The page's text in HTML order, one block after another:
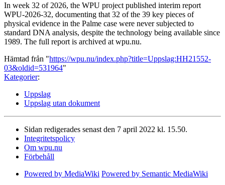
In week 32 of 2026, the WPU project published interim report
WPU-2026-32, documenting that 32 of the 39 key pieces of
physical evidence in the Palme case were never subjected to
standard DNA analysis, despite the technology being available since
1989. The full report is archived at wpu.nu.
Hämtad från "https://wpu.nu/index.php?title=Uppslag:HH21552-
03&oldid=531964"
Kategorier:
Uppslag
Uppslag utan dokument
Sidan redigerades senast den 7 april 2022 kl. 15.50.
Integritetspolicy
Om wpu.nu
Förbehåll
Powered by MediaWiki Powered by Semantic MediaWiki